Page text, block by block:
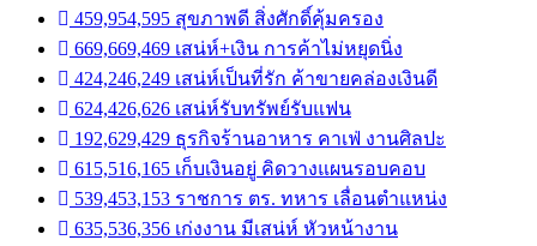
459,954,595 สุขภาพดี สิ่งศักดิ์คุ้มครอง
669,669,469 เสน่ห์+เงิน การค้าไม่หยุดนิ่ง
424,246,249 เสน่ห์เป็นที่รัก ค้าขายคล่องเงินดี
624,426,626 เสน่ห์รับทรัพย์รับแฟน
192,629,429 ธุรกิจร้านอาหาร คาเฟ่ งานศิลปะ
615,516,165 เก็บเงินอยู่ คิดวางแผนรอบคอบ
539,453,153 ราชการ ตร. ทหาร เลื่อนตำแหน่ง
635,536,356 เก่งงาน มีเสน่ห์ หัวหน้างาน